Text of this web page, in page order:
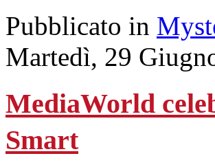
Pubblicato in
Martedì, 29
MediaWorld
Smart